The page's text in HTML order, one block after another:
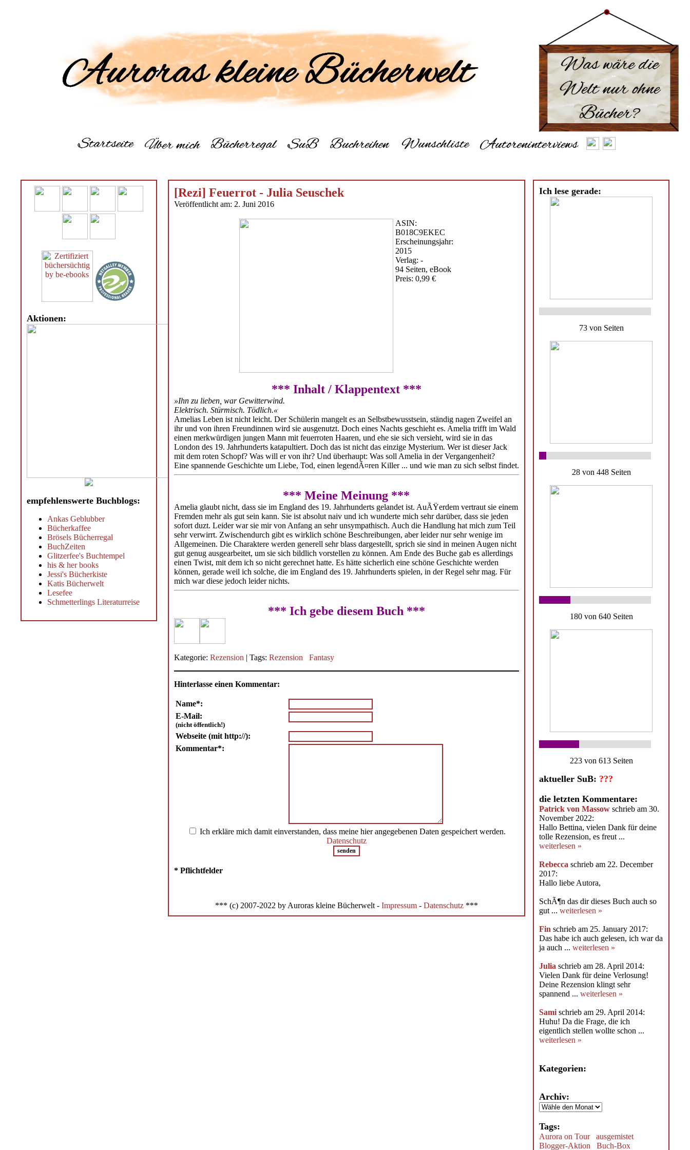
Aktionen:
empfehlenswerte Buchblogs:
Ankas Geblubber
Bücherkaffee
Brösels Bücherregal
BuchZeiten
Glitzerfee's Buchtempel
his & her books
Jessi's Bücherkiste
Katis Bücherwelt
Lesefee
Schmetterlings Literaturreise
[Rezi] Feuerrot - Julia Seuschek
Veröffentlicht am: 2. Juni 2016
ASIN:
B018C9EKEC
Erscheinungsjahr:
2015
Verlag: -
94 Seiten, eBook
Preis: 0,99 €
*** Inhalt / Klappentext ***
»Ihn zu lieben, war Gewitterwind.
Elektrisch. Stürmisch. Tödlich.«
Amelias Leben ist nicht leicht. Der Schülerin mangelt es an Selbstbewusstsein, ständig nagen Zweifel an
ihr und von ihren Freundinnen wird sie ausgenutzt. Doch eines Nachts geschieht es. Amelia trifft im Wald
einen merkwürdigen jungen Mann mit feuerroten Haaren, und ehe sie sich versieht, wird sie in das
London des 19. Jahrhunderts katapultiert. Doch das ist nicht das einzige Mysterium. Wer ist dieser Jack
mit dem roten Schopf? Was will er von ihr? Und überhaupt: Was soll Amelia in der Vergangenheit?
Eine spannende Geschichte um Liebe, Tod, einen legendÃ¤ren Killer ... und wie man zu sich selbst findet.
*** Meine Meinung ***
Amelia glaubt nicht, dass sie im England des 19. Jahrhunderts gelandet ist. AuÃŸerdem vertraut sie einem
Fremden mehr als gut sein kann. Sie ist absolut naiv und ich wunderte mich sehr darüber, dass sie jeden
sofort duzt. Leider war sie mir von Anfang an sehr unsympathisch. Auch die Handlung hat mich zum Teil
sehr verwirrt. Zwischendurch gibt es wirklich schöne Beschreibungen, aber leider nur sehr wenige im
Allgemeinen. Die Charaktere werden generell sehr blass dargestellt, sprich sie sind in meinen Augen nicht
gut genug ausgearbeitet, um sie sich bildlich vorstellen zu können. Am Ende des Buche gab es allerdings
einen Twist, mit dem ich so nicht gerechnet hatte. Es hätte sicherlich eine schöne Geschichte werden
können, gerade weil ich solche, die im England des 19. Jahrhunderts spielen, in der Regel sehr mag. Für
mich war diese jedoch leider nichts.
*** Ich gebe diesem Buch ***
Kategorie: Rezension | Tags: Rezension Fantasy
Hinterlasse einen Kommentar:
Name*:
E-Mail:
(nicht öffentlich!)
Webseite (mit http://):
Kommentar*:
Ich erkläre mich damit einverstanden, dass meine hier angegebenen Daten gespeichert werden.
Datenschutz
* Pflichtfelder
*** (c) 2007-2022 by Auroras kleine Bücherwelt - Impressum- Datenschutz***
Ich lese gerade:
73 von Seiten
28 von 448 Seiten
180 von 640 Seiten
223 von 613 Seiten
aktueller SuB: ???
die letzten Kommentare:
Patrick von Massow schrieb am 30.
November 2022:
Hallo Bettina, vielen Dank für deine
tolle Rezension, es freut ...
weiterlesen »
Rebeccaschrieb am 22. December
2017:
Hallo liebe Autora,
SchÃ¶n das dir dieses Buch auch so
gut ...weiterlesen »
Finschrieb am 25. January 2017:
Das habe ich auch gelesen, ich war da
ja auch ...weiterlesen »
Julia schrieb am 28. April 2014:
Vielen Dank für deine Verlosung!
Deine Rezension klingt sehr
spannend ...weiterlesen »
Sami schrieb am 29. April 2014:
Huhu! Da die Frage, die ich
eigentlich stellen wollte schon ...
weiterlesen »
Kategorien:
Archiv:
Tags:
Aurora on Tour
ausgemistet
Blogger-Aktion
Buch-Box